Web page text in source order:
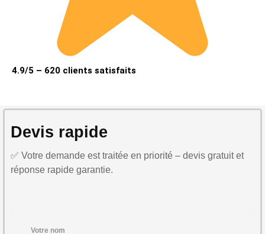
4.9/5 – 620 clients satisfaits
Devis rapide
✅ Votre demande est traitée en priorité – devis gratuit et
réponse rapide garantie.
Votre nom